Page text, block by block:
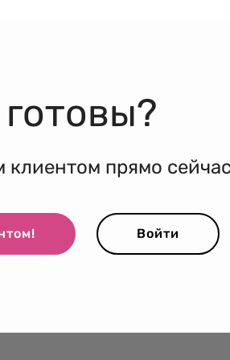
клиентом прямо
Войти